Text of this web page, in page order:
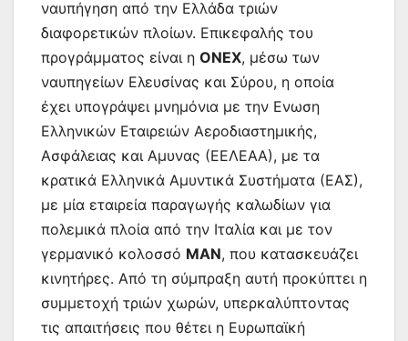
ναυπήγηση από την Ελλάδα τριών
διαφορετικών πλοίων. Επικεφαλής του
προγράμματος είναι η ΟΝΕΧ, μέσω των
ναυπηγείων Ελευσίνας και Σύρου, η οποία
έχει υπογράψει μνημόνια με την Ενωση
Ελληνικών Εταιρειών Αεροδιαστημικής,
Ασφάλειας και Αμυνας (ΕΕΛΕΑΑ), με τα
κρατικά Ελληνικά Αμυντικά Συστήματα (ΕΑΣ),
με μία εταιρεία παραγωγής καλωδίων για
πολεμικά πλοία από την Ιταλία και με τον
γερμανικό κολοσσό ΜΑΝ, που κατασκευάζει
κινητήρες. Από τη σύμπραξη αυτή προκύπτει η
συμμετοχή τριών χωρών, υπερκαλύπτοντας
τις απαιτήσεις που θέτει η Ευρωπαϊκή